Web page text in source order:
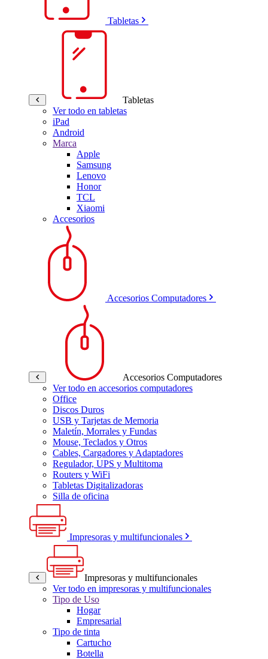
Tabletas
Tabletas
Ver todo en tabletas
iPad
Android
Marca
Apple
Samsung
Lenovo
Honor
TCL
Xiaomi
Accesorios
Accesorios Computadores
Accesorios Computadores
Ver todo en accesorios computadores
Office
Discos Duros
USB y Tarjetas de Memoria
Maletín, Morrales y Fundas
Mouse, Teclados y Otros
Cables, Cargadores y Adaptadores
Regulador, UPS y Multitoma
Routers y WiFi
Tabletas Digitalizadoras
Silla de oficina
Impresoras y multifuncionales
Impresoras y multifuncionales
Ver todo en impresoras y multifuncionales
Tipo de Uso
Hogar
Empresarial
Tipo de tinta
Cartucho
Botella